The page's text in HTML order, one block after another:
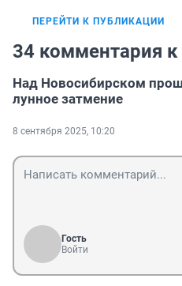
ПЕРЕЙТИ К ПУБЛИКАЦИИ
34 комментария
Над Новосибирском
лунное затмение
8 сентября 2025, 10:20
Гость
Войти